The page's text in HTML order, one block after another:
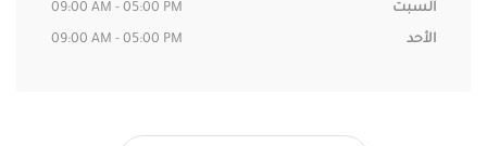
السبت 09:00 AM - 05:00 PM
الأحد 09:00 AM - 05:00 PM